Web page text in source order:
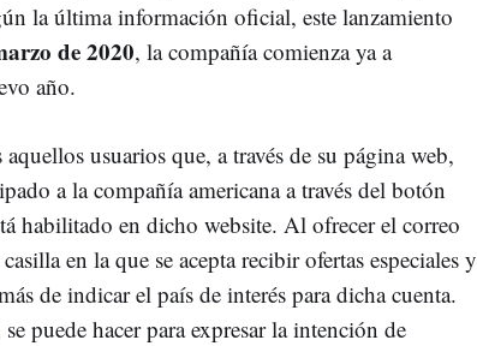
la última información oficial, este lanzamiento
de 2020, la compañía comienza ya a
año.
usuarios que, a través de su página web,
a la compañía americana a través del botón
habilitado en dicho website. Al ofrecer el correo
en la que se acepta recibir ofertas especiales y
de indicar el país de interés para dicha cuenta.
puede hacer para expresar la intención de